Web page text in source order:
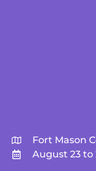
Fort Mason
August 23 to